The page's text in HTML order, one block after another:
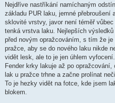
Nejdříve nastříkání namíchaným
základu PUR laku, jemné přebroušení
sklovité vrstvy, javor není téměř
tenká vrstva laku. Nejlepších
před novým opražcováním, s tím že
pražce, aby se do nového laku nikde
vidět lesk, ale to je jen úhlem
Fender krky lakuje až po
lak u pražce trhne a začne prolínat
To je hezky vidět na fotce, kde jsem
blokem.